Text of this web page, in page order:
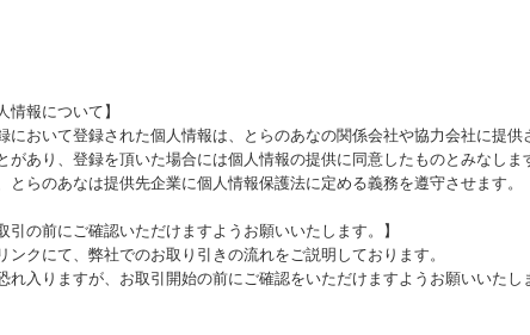
情報について】
において登録された個人情報は、とらのあなの関係会社や協力会社に提供
があり、登録を頂いた場合には個人情報の提供に同意したものとみなしま
とらのあなは提供先企業に個人情報保護法に定める義務を遵守させます。
引の前にご確認いただけますようお願いいたします。】
ンクにて、弊社でのお取り引きの流れをご説明しております。
れ入りますが、お取引開始の前にご確認をいただけますようお願いいたし